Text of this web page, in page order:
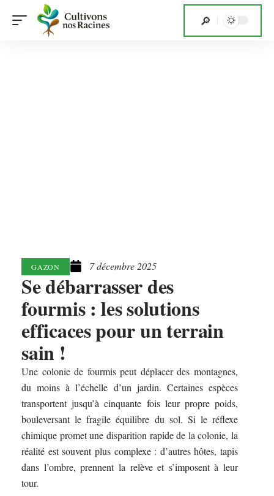
GAZON 7 décembre 2025
Se débarrasser des
fourmis : les solutions
efficaces pour un terrain
sain !
Une colonie de fourmis peut déplacer des montagnes,
du moins à l’échelle d’un jardin. Certaines espèces
transportent jusqu’à cinquante fois leur propre poids,
bouleversant le fragile équilibre du sol. Si le réflexe
chimique promet une disparition rapide de la colonie, la
réalité est souvent plus complexe : d’autres hôtes, tapis
dans l’ombre, prennent la relève et s’imposent à leur
tour.